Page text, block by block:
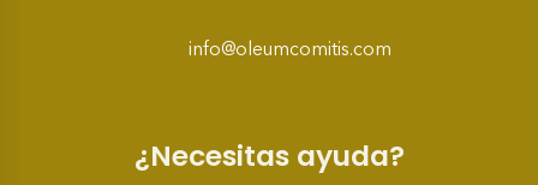
info@oleumcomitis.com
¿Necesitas ayuda?